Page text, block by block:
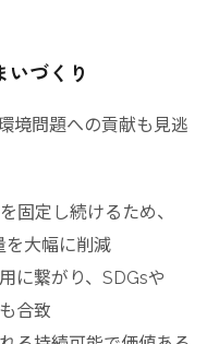
づくり
境問題への貢献も見逃
固定し続けるため、
を大幅に削減
に繋がり、SDGsや
合致